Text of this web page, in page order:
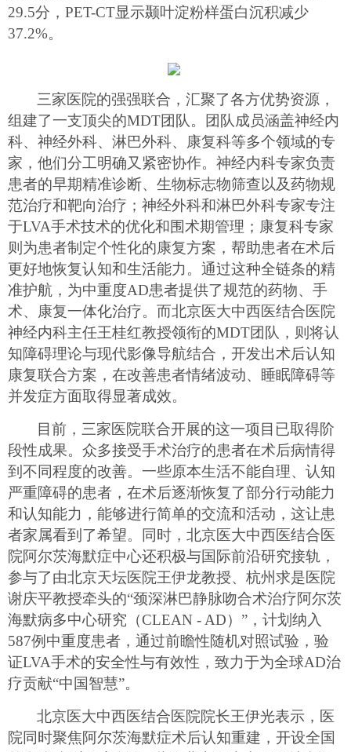
29.5分，PET-CT显示颞叶淀粉样蛋白沉积减少
37.2%。
三家医院的强强联合，汇聚了各方优势资源，
组建了一支顶尖的MDT团队。团队成员涵盖神经内
科、神经外科、淋巴外科、康复科等多个领域的专
家，他们分工明确又紧密协作。神经内科专家负责
患者的早期精准诊断、生物标志物筛查以及药物规
范治疗和靶向治疗；神经外科和淋巴外科专家专注
于LVA手术技术的优化和围术期管理；康复科专家
则为患者制定个性化的康复方案，帮助患者在术后
更好地恢复认知和生活能力。通过这种全链条的精
准护航，为中重度AD患者提供了规范的药物、手
术、康复一体化治疗。 而北京医大中西医结合医院
神经内科主任王桂红教授领衔的MDT团队，则将认
知障碍理论与现代影像导航结合，开发出术后认知
康复联合方案，在改善患者情绪波动、睡眠障碍等
并发症方面取得显著成效。
目前，三家医院联合开展的这一项目已取得阶
段性成果。众多接受手术治疗的患者在术后病情得
到不同程度的改善。一些原本生活不能自理、认知
严重障碍的患者，在术后逐渐恢复了部分行动能力
和认知能力，能够进行简单的交流和活动，这让患
者家属看到了希望。
同时 ， 北京医大中西医结合医
院阿尔茨海默症中心还积极与国际前沿研究接轨，
参与了由北京天坛医院王伊龙教授、杭州求是医院
谢庆平教授牵头的“颈深淋巴静脉吻合术治疗阿尔茨
海默病多中心研究（CLEAN - AD）”，计划纳入
587例中重度患者，通过前瞻性随机对照试验，验
证LVA手术的安全性与有效性，致力于为全球AD治
疗贡献“中国智慧”。
北京医大中西医结合医院院长王伊光表示，医
院同时聚焦阿尔茨海默症术后认知重建，开设全国